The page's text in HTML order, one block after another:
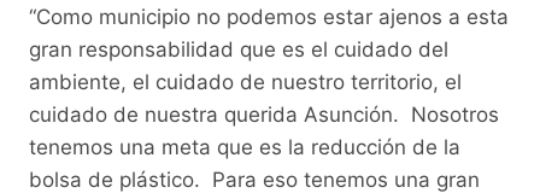
“Como municipio no podemos estar ajenos a esta
gran responsabilidad que es el cuidado del
ambiente, el cuidado de nuestro territorio, el
cuidado de nuestra querida Asunción. Nosotros
tenemos una meta que es la reducción de la
bolsa de plástico. Para eso tenemos una gran